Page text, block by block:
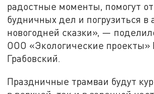
радостные моменты, помогут
будничных дел и погрузиться в
новогодней сказки», —
ООО «Экологические проекты»
Грабовский.
Праздничные трамваи будут